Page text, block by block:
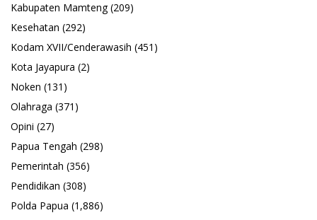
Kabupaten Mamteng(209)
Kesehatan (292)
Kodam XVII/Cenderawasih (451)
Kota Jayapura (2)
Noken (131)
Olahraga (371)
Opini (27)
Papua Tengah (298)
Pemerintah (356)
Pendidikan (308)
Polda Papua (1,886)